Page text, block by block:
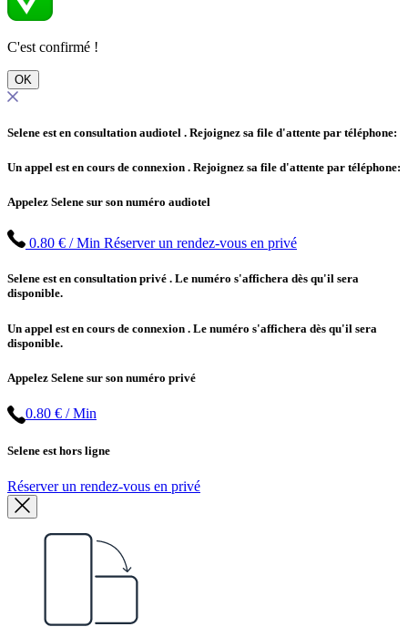
C'est confirmé !
OK
Selene est en consultation audiotel . Rejoignez sa file d'attente par téléphone:
Un appel est en cours de connexion . Rejoignez sa file d'attente par téléphone:
Appelez Selene sur son numéro audiotel
0.80 € / Min Réserver un rendez-vous en privé
Selene est en consultation privé . Le numéro s'affichera dès qu'il sera
disponible.
Un appel est en cours de connexion . Le numéro s'affichera dès qu'il sera
disponible.
Appelez Selene sur son numéro privé
0.80 € / Min
Selene est hors ligne
Réserver un rendez-vous en privé